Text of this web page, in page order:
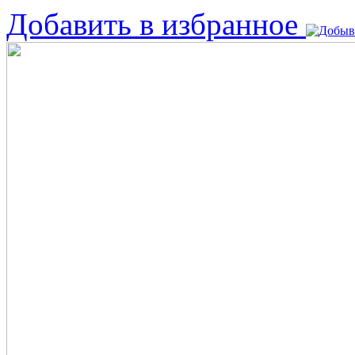
Добавить в избранное